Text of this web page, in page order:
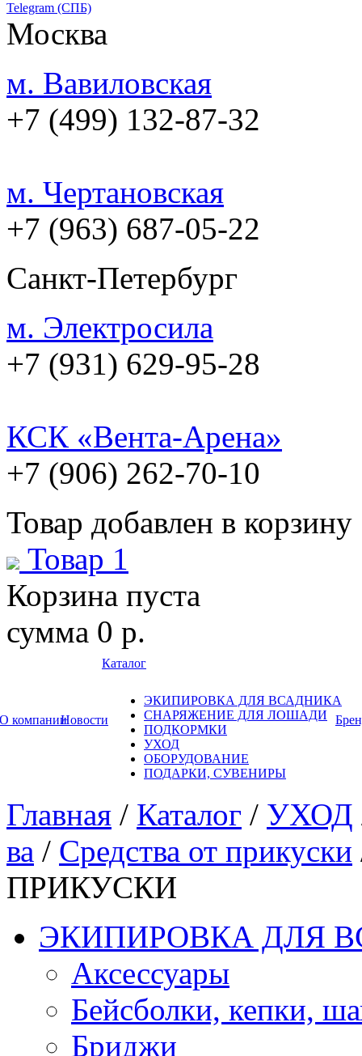
Telegram (СПБ)
Москва
м. Вавиловская
+7 (499) 132-87-32
м. Чертановская
+7 (963) 687-05-22
Санкт-Петербург
м. Электросила
+7 (931) 629-95-28
КСК «Вента-Арена»
+7 (906) 262-70-10
Товар добавлен в корзину
Товар 1
Корзина пуста
сумма 0 р.
О компанииНовости
Каталог
ЭКИПИРОВКА ДЛЯ ВСАДНИКА
СНАРЯЖЕНИЕ ДЛЯ ЛОШАДИ
ПОДКОРМКИ
УХОД
ОБОРУДОВАНИЕ
ПОДАРКИ, СУВЕНИРЫ
Главная / Каталог / УХОД
ва / Средства от прикуски
ПРИКУСКИ
ЭКИПИРОВКА ДЛЯ
Аксессуары
Бейсболки, кепки,
Бриджи